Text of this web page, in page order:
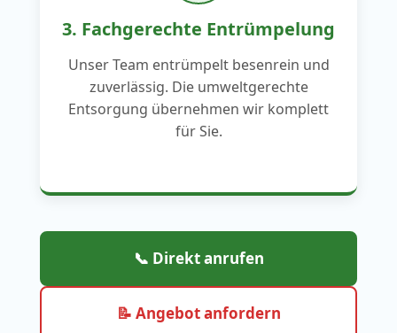
3. Fachgerechte Entrümpelung
Unser Team entrümpelt besenrein und
zuverlässig. Die umweltgerechte
Entsorgung übernehmen wir komplett
für Sie.
📞 Direkt anrufen
📝 Angebot anfordern